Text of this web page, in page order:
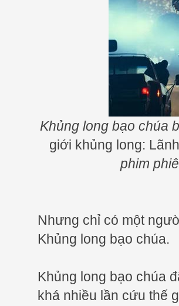
Khủng long bạo chúa
giới khủng long:
phim
Nhưng chỉ có một
Khủng long bạo chúa.
Khủng long bạo chúa
khá nhiều lần cứu thế